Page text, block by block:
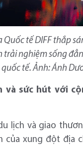
Quốc tế DIFF thắp
trải nghiệm sống
tế. Ảnh: Ánh
và sức hút với
lịch và giao
của xung đột địa